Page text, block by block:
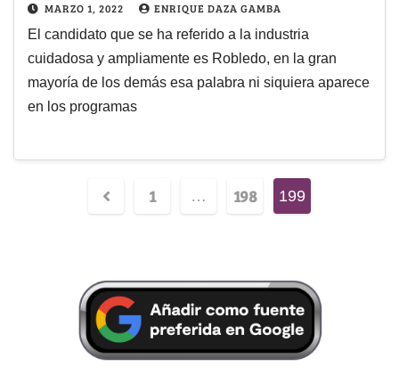
MARZO 1, 2022 ENRIQUE DAZA GAMBA
El candidato que se ha referido a la industria
cuidadosa y ampliamente es Robledo, en la gran
mayoría de los demás esa palabra ni siquiera aparece
en los programas
1 … 198 199